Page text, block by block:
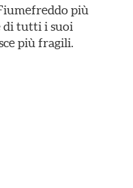
più
di tutti i suoi
più fragili.